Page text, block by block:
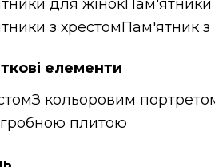
для жінокПам'ятники
з хрестомПам'ятник
елементи
З кольоровим
плитою